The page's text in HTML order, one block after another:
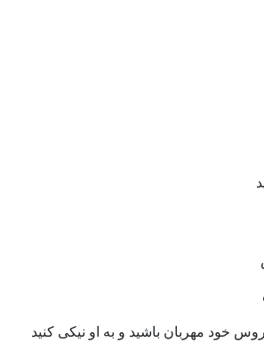
خود مهربان باشید و به او نیکی کنید